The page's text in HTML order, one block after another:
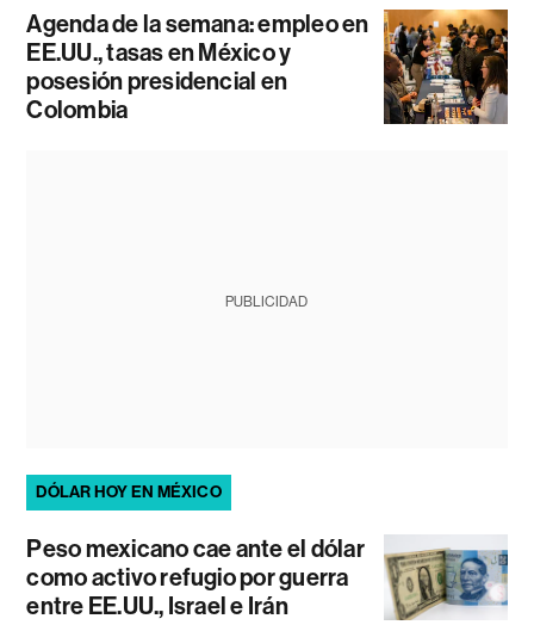
Agenda de la semana: empleo en
EE.UU., tasas en México y
posesión presidencial en
Colombia
PUBLICIDAD
DÓLAR HOY EN MÉXICO
Peso mexicano cae ante el dólar
como activo refugio por guerra
entre EE.UU., Israel e Irán